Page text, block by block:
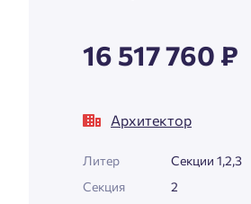
16 517 760 ₽
Архитектор
Литер
Секции 1,2,3
Секция
2